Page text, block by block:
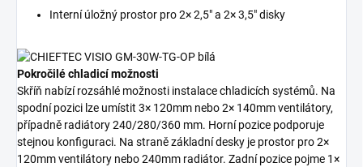
Interní úložný prostor pro 2× 2,5" a 2× 3,5" disky
Pokročilé chladicí možnosti
Skříň nabízí rozsáhlé možnosti instalace chladicích systémů. Na
spodní pozici lze umístit 3× 120mm nebo 2× 140mm ventilátory,
případně radiátory 240/280/360 mm. Horní pozice podporuje
stejnou konfiguraci. Na straně základní desky je prostor pro 2×
120mm ventilátory nebo 240mm radiátor. Zadní pozice pojme 1×